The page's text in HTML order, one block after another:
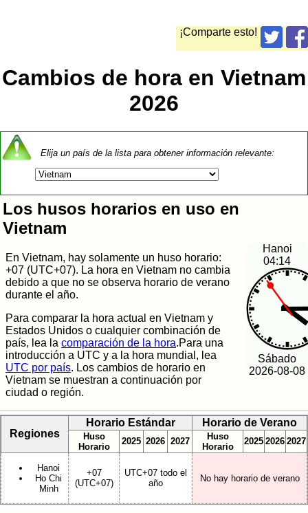
¡Comparte esto!
Cambios de hora en Vietnam
2026
Elija un país de la lista para obtener información relevante:
Los husos horarios en uso en
Vietnam
Hanoi
04:14
Sábado
2026-08-08
En Vietnam, hay solamente un huso horario:
+07 (UTC+07). La hora en Vietnam no cambia
debido a que no se observa horario de verano
durante el año.
Para comparar la hora actual en Vietnam y
Estados Unidos o cualquier combinación de
país, lea la comparación de la hora.Para una
introducción a UTC y a la hora mundial, lea
UTC por país. Los cambios de horario en
Vietnam se muestran a continuación por
ciudad o región.
Regiones
Horario Estándar Horario de Verano
Huso
Horario
2025 2026 2027
Huso
Horario
2025 2026 2027
Hanoi
Ho Chi
Minh
+07
(UTC+07)
UTC+07 todo el
año
No hay horario de verano